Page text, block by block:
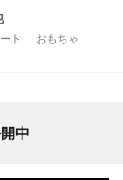
ト
おもちゃ
中